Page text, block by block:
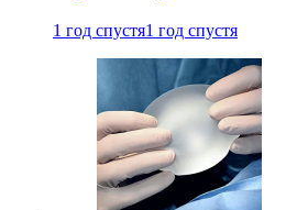
1 год спустя1 год спустя